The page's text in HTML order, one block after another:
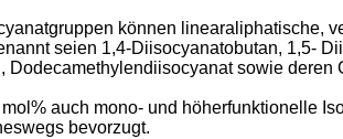
können linearaliphatische,
seien 1,4-Diisocyanatobutan, 1,5-
sowie deren
auch mono- und höherfunktionelle
bevorzugt.